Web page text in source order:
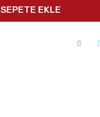
SEPETE EKLE